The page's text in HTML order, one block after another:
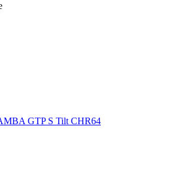
GTP S Tilt CHR64